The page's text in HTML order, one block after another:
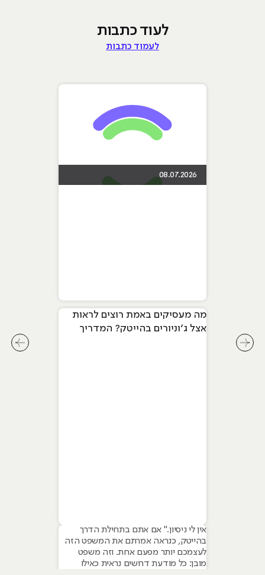
לעוד כתבות
לעמוד כתבות
08.07.2026
מה מעסיקים באמת רוצים לראות
אצל ג׳וניורים בהייטק? המדריך
אין לי ניסיון." אם אתם בתחילת הדרך
בהייטק, כנראה אמרתם את המשפט הזה
לעצמכם יותר מפעם אחת. וזה משפט
מובן: כל מודעת דרושים נראית כאילו
לחץ לחץ לשיקופית קודמת בסליידר מאמרים